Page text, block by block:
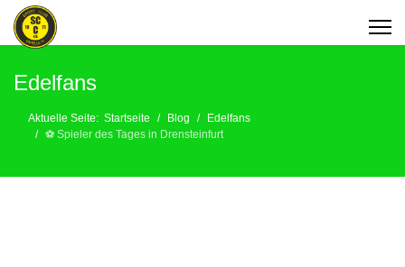
Edelfans
Aktuelle Seite: Startseite Blog
Edelfans
⚽️ Spieler des Tages in Drensteinfurt